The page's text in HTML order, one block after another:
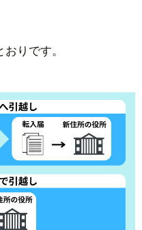
りです。